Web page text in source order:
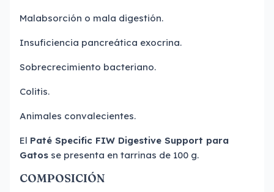
Malabsorción o mala digestión.
Insuficiencia pancreática exocrina.
Sobrecrecimiento bacteriano.
Colitis.
Animales convalecientes.
El Paté Specific FIW Digestive Support para
Gatos se presenta en tarrinas de 100 g.
COMPOSICIÓN